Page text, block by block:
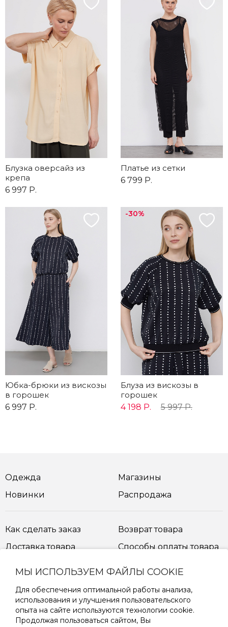
Блузка оверсайз из
крепа
6 997 Р.
Платье из сетки
6 799 Р.
Юбка-брюки из вискозы
в горошек
6 997 Р.
-30%
Блуза из вискозы в
горошек
4 198 Р.
5 997 Р.
Одежда
Новинки
Магазины
Распродажа
Как сделать заказ
Доставка товара
Возврат товара
Способы оплаты товара
ПОДПИШИТЕСЬ НА РАССЫЛКУ
МЫ ИСПОЛЬЗУЕМ ФАЙЛЫ COOKIE
Для обеспечения оптимальной работы анализа,
использования и улучшения пользовательского
опыта на сайте используются технологии cookie.
Продолжая пользоваться сайтом, Вы